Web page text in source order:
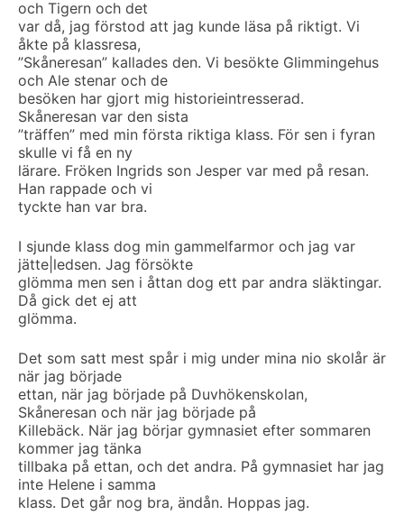
och Tigern och det
var då, jag förstod att jag kunde läsa på riktigt. Vi
åkte på klassresa,
”Skåneresan” kallades den. Vi besökte Glimmingehus
och Ale stenar och de
besöken har gjort mig historieintresserad.
Skåneresan var den sista
”träffen” med min första riktiga klass. För sen i fyran
skulle vi få en ny
lärare. Fröken Ingrids son Jesper var med på resan.
Han rappade och vi
tyckte han var bra.
I sjunde klass dog min gammelfarmor och jag var
jätte|ledsen. Jag försökte
glömma men sen i åttan dog ett par andra släktingar.
Då gick det ej att
glömma.
Det som satt mest spår i mig under mina nio skolår är
när jag började
ettan, när jag började på Duvhökenskolan,
Skåneresan och när jag började på
Killebäck. När jag börjar gymnasiet efter sommaren
kommer jag tänka
tillbaka på ettan, och det andra. På gymnasiet har jag
inte Helene i samma
klass. Det går nog bra, ändån. Hoppas jag.